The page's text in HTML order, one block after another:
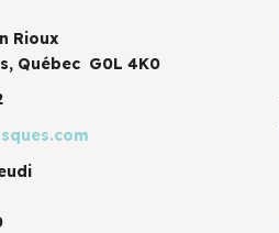
Rioux
Québec G0L 4K0